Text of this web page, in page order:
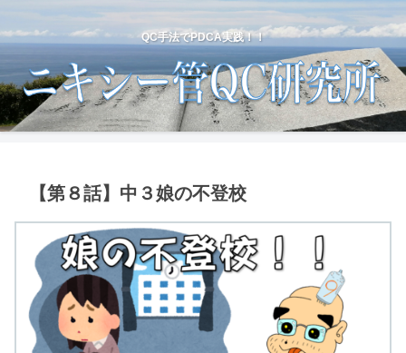
QC手法でPDCA実践！！
【第８話】中３娘の不登校